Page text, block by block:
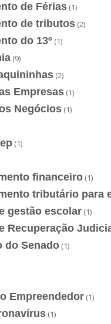
de Férias (1)
de tributos (2)
do 13º (1)
(9)
(2)
Empresas (1)
Negócios (1)
(1)
financeiro (1)
tributário para
gestão escolar (1)
Recuperação
do Senado (1)
Empreendedor (1)
(1)